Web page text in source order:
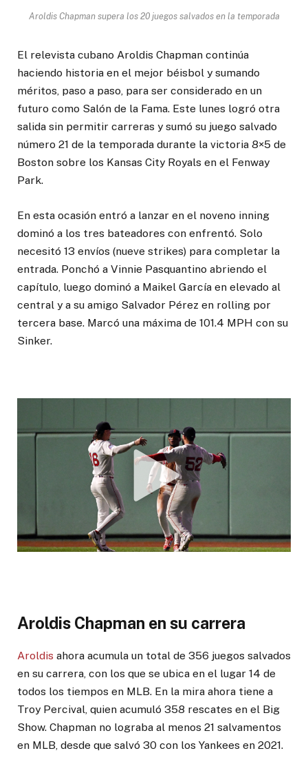
Aroldis Chapman supera los 20 juegos salvados en la temporada
El relevista cubano Aroldis Chapman continúa
haciendo historia en el mejor béisbol y sumando
méritos, paso a paso, para ser considerado en un
futuro como Salón de la Fama. Este lunes logró otra
salida sin permitir carreras y sumó su juego salvado
número 21 de la temporada durante la victoria 8×5 de
Boston sobre los Kansas City Royals en el Fenway
Park.
En esta ocasión entró a lanzar en el noveno inning
dominó a los tres bateadores con enfrentó. Solo
necesitó 13 envíos (nueve strikes) para completar la
entrada. Ponchó a Vinnie Pasquantino abriendo el
capítulo, luego dominó a Maikel García en elevado al
central y a su amigo Salvador Pérez en rolling por
tercera base. Marcó una máxima de 101.4 MPH con su
Sinker.
Aroldis Chapman en su carrera
Aroldis ahora acumula un total de 356 juegos salvados
en su carrera, con los que se ubica en el lugar 14 de
todos los tiempos en MLB. En la mira ahora tiene a
Troy Percival, quien acumuló 358 rescates en el Big
Show. Chapman no lograba al menos 21 salvamentos
en MLB, desde que salvó 30 con los Yankees en 2021.